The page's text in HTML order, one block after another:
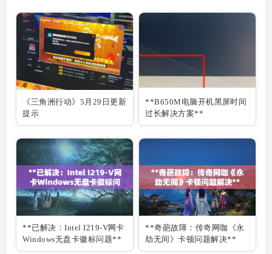
《三角洲行动》5月29日更新
提示
**B650M电脑开机黑屏时间
过长解决方案**
**已解决：Intel I219-V网卡
Windows无盘卡徽标问题**
**奇葩故障：传奇网咖《永
劫无间》卡顿问题解决**